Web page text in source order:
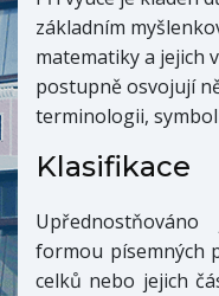
základním
matematiky a jejich
postupně osvojují
terminologii,
Klasifikace
formou písemných
celků nebo jejich